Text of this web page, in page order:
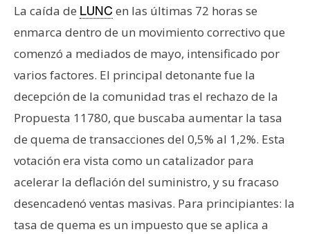
La caída de LUNC en las últimas 72 horas se
enmarca dentro de un movimiento correctivo que
comenzó a mediados de mayo, intensificado por
varios factores. El principal detonante fue la
decepción de la comunidad tras el rechazo de la
Propuesta 11780, que buscaba aumentar la tasa
de quema de transacciones del 0,5% al 1,2%. Esta
votación era vista como un catalizador para
acelerar la deflación del suministro, y su fracaso
desencadenó ventas masivas. Para principiantes: la
tasa de quema es un impuesto que se aplica a